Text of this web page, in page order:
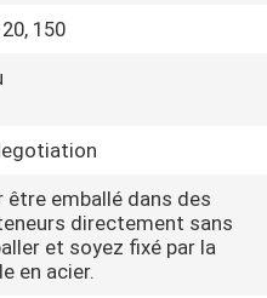
150
être emballé dans des
directement sans
et soyez fixé par la
en acier.